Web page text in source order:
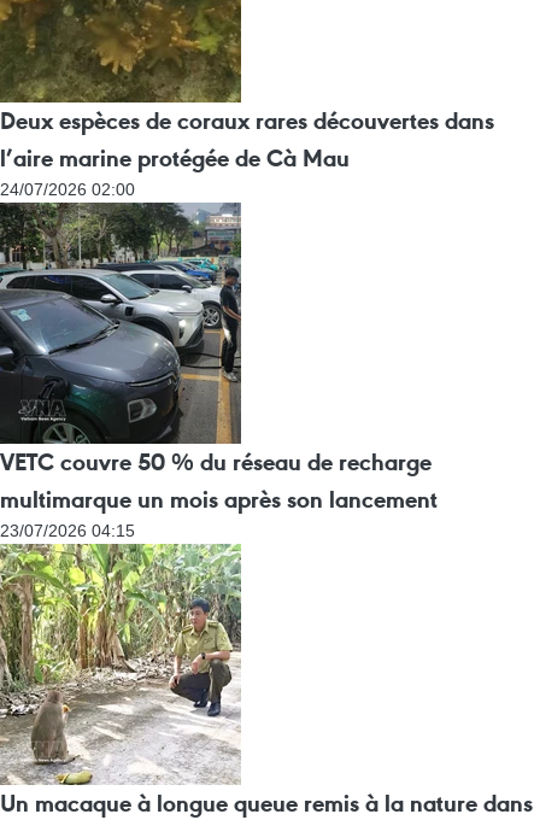
Deux espèces de coraux rares découvertes dans
l’aire marine protégée de Cà Mau
24/07/2026 02:00
VETC couvre 50 % du réseau de recharge
multimarque un mois après son lancement
23/07/2026 04:15
Un macaque à longue queue remis à la nature dans